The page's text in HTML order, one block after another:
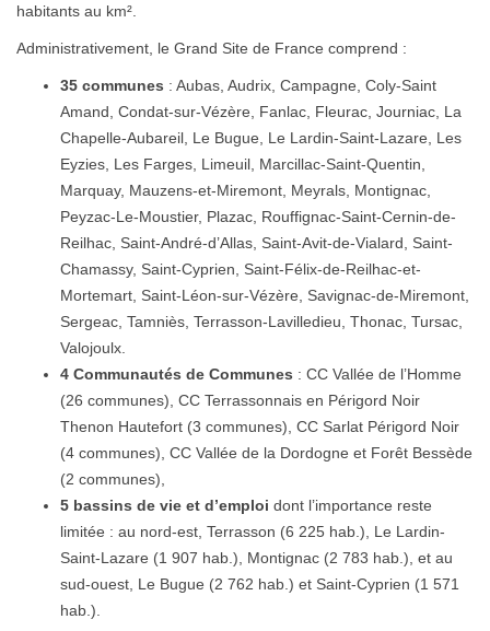
habitants au km².
Administrativement, le Grand Site de France comprend :
35 communes : Aubas, Audrix, Campagne, Coly-Saint
Amand, Condat-sur-Vézère, Fanlac, Fleurac, Journiac, La
Chapelle-Aubareil, Le Bugue, Le Lardin-Saint-Lazare, Les
Eyzies, Les Farges, Limeuil, Marcillac-Saint-Quentin,
Marquay, Mauzens-et-Miremont, Meyrals, Montignac,
Peyzac-Le-Moustier, Plazac, Rouffignac-Saint-Cernin-de-
Reilhac, Saint-André-d’Allas, Saint-Avit-de-Vialard, Saint-
Chamassy, Saint-Cyprien, Saint-Félix-de-Reilhac-et-
Mortemart, Saint-Léon-sur-Vézère, Savignac-de-Miremont,
Sergeac, Tamniès, Terrasson-Lavilledieu, Thonac, Tursac,
Valojoulx.
4 Communautés de Communes : CC Vallée de l’Homme
(26 communes), CC Terrassonnais en Périgord Noir
Thenon Hautefort (3 communes), CC Sarlat Périgord Noir
(4 communes), CC Vallée de la Dordogne et Forêt Bessède
(2 communes),
5 bassins de vie et d’emploi dont l’importance reste
limitée : au nord-est, Terrasson (6 225 hab.), Le Lardin-
Saint-Lazare (1 907 hab.), Montignac (2 783 hab.), et au
sud-ouest, Le Bugue (2 762 hab.) et Saint-Cyprien (1 571
hab.).